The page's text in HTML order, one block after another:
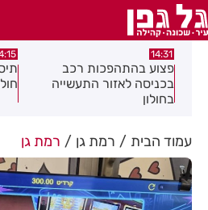
14:31
פצוע בהתהפכות רכב
בכניסה לאזור התעשייה
בחולון
עמוד הבית רמת גן רמת גן